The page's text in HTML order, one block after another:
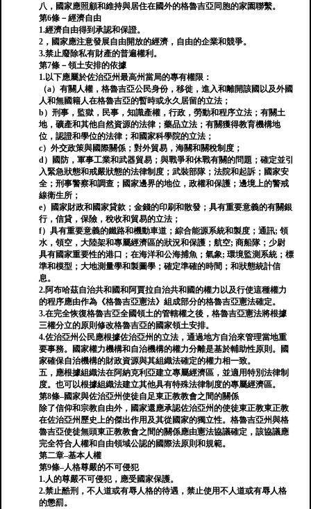
八，國家應照顧和維持與居住在國外的格魯吉亞同胞的家園聯繫。
第6條－經濟自由
1.經濟自由得到承認和保證。
2，國家應注意發展自由開放的經濟，自由的企業和競爭。
3.禁止廢除私有財產的普遍權利。
第7條－領土安排的依據
1.以下應屬於佐治亞州最高州當局的專有權限：
（a）有關人權，格魯吉亞公民身份，移徙，進入和離開該國以及外國
人和無國籍人在格魯吉亞的暫時或永久居留的立法；
b）刑事，監獄，民事，知識產權，行政，勞動和程序立法；有關土
地，礦產和其他自然資源的法律；藥品立法；有關獲得教育機構地
位，認證和學位的法律；和國家科學院的立法；
c）外交政策與國際關係；對外貿易，海關和關稅制度；
d）國防，軍事工業和武器貿易；與戰爭和休戰有關的問題；確定並引
入緊急狀態和戒嚴狀態的法律制度；武裝部隊；法院和起訴；國家安
全；刑事警察和調查；國家邊界的地位，政權和保護；邊境上的警戒
線衛生所；
e）國家財政和國家貸款；金錢的印刷和散發；具有重要意義的有關銀
行，信貸，保險，稅收和貿易的立法；
f）具有重要意義的鐵路和機動車道；綜合能源系統和製度；通訊; 領
水，領空，大陸架和專屬經濟區的狀況和保護；航空; 商船隊；少尉
具有國家重要性的港口；在海洋和公海捕魚；氣象; 環境監測系統；標
準和模型；大地測量學和製圖學；確定準確的時間；和狀態統計信
息。
2.阿布哈茲自治共和國和阿賈拉自治共和國的權力以及行使這種權力
的程序應由作為《格魯吉亞憲法》組成部分的格魯吉亞憲法確定。
3.在完全恢復格魯吉亞全國領土的管轄權之後，格魯吉亞憲法將根據
三權分立的原則修改格魯吉亞的國家領土安排。
4.佐治亞州公民應根據佐治亞州​​的立法，通過地方自治來管理當地重
要事務。國家權力機構和自治機構的權力分離是基於輔助性原則。國
家確保自治機構的財政資源與其組織法確定的權力相一致。
五，應根據組織法在阿納克利亞建立專屬經濟區，並適用特別法律制
度。也可以根據組織法建立其他具有特殊法律制度的專屬經濟區。
第8條–國家與佐治亞州使徒自足東正教教會之間的關係
除了信仰和宗教自由外，國家還應承認佐治亞州的使徒東正教東正教
在佐治亞州歷史上的傑出作用及其從國家的獨立性。格魯吉亞州與格
魯吉亞使徒無頭東正教教會之間的關係應由憲法協議確定，該協議應
完全符合人權和自由領域公認的國際法原則和規範。
第二章–基本人權
第9條–人格尊嚴的不可侵犯
1.人的尊嚴不可侵犯，應受國家保護。
2.禁止酷刑，不人道或有辱人格的待遇，禁止使用不人道或有辱人格
的懲罰。